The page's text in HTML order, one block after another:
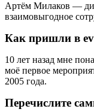
Артём Милаков —
взаимовыгодное
Как пришли в
10 лет назад мне
моё первое
2005 года.
Перечислите